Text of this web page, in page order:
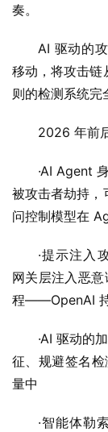
奏。
AI 驱动的
移动，将攻击链
则的检测系统完
2026 年前
·AI Agent
被攻击者劫持，
问控制模型在
·提示注入
网关层注入恶
程——OpenAI
·AI 驱动的
征、规避签名
量中
·智能体勒